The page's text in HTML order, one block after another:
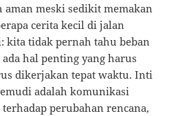
meski sedikit memakan
cerita kecil di jalan
kita tidak pernah tahu beban
hal penting yang harus
dikerjakan tepat waktu. Inti
adalah komunikasi
perubahan rencana,